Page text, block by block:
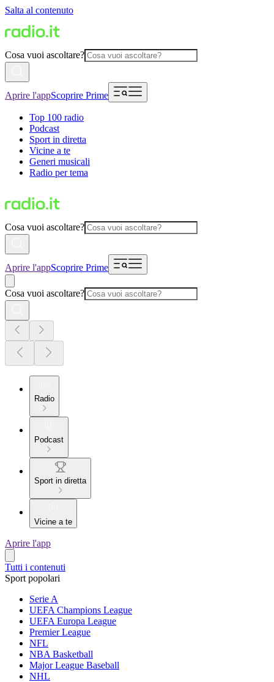
Salta al contenuto
Cosa vuoi ascoltare?
Aprire l'appScoprire Prime
Top 100 radio
Podcast
Sport in diretta
Vicine a te
Generi musicali
Radio per tema
Cosa vuoi ascoltare?
Aprire l'appScoprire Prime
Cosa vuoi ascoltare?
Radio
Podcast
Sport in diretta
Vicine a te
Aprire l'app
Tutti i contenuti
Sport popolari
Serie A
UEFA Champions League
UEFA Europa League
Premier League
NFL
NBA Basketball
Major League Baseball
NHL